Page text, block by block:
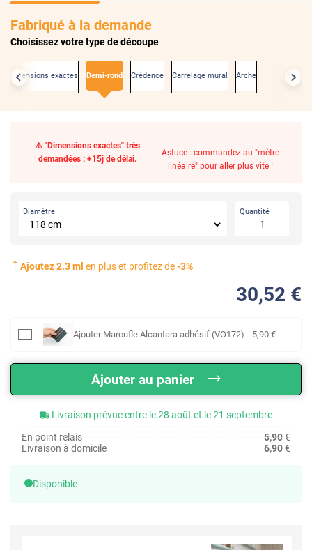
Fabriqué à la demande
Choisissez votre type de découpe
dimensions exactes Demi-rond Crédence Carrelage mural Arche
⚠️ "Dimensions exactes" très
demandées : +15j de délai.
Astuce : commandez au "mètre
linéaire" pour aller plus vite !
Diamètre Quantité
Ajoutez2.3ml en plus et profitez de-3%
30,52 €
Ajouter Maroufle Alcantara adhésif (VO172) - 5,90 €
Ajouter au panier
Livraison prévue entre le 28 août et le 21 septembre
En point relais
5,90€
Livraison à domicile
6,90€
Disponible